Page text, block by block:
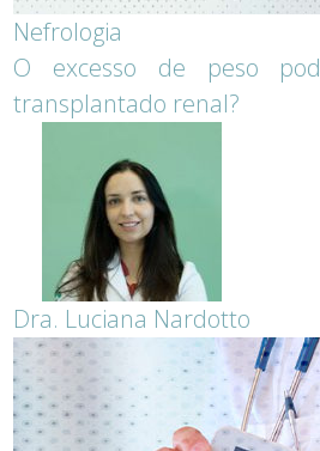
Nefrologia
O excesso de peso
transplantado renal?
Dra. Luciana Nardotto